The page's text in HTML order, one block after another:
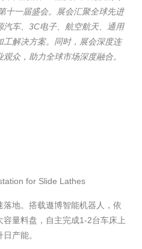
十一届盛会。展会汇聚全球先进
汽车、3C电子、航空航天、通用
解决方案。同时，展会深度连
众，助力全球市场深度融合。
for Slide Lathes
地。搭载遨博智能机器人，依
容量料盘，自主完成1-2台车床上
产能。